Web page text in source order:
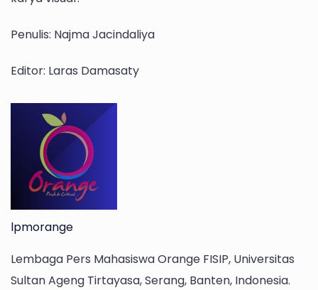
Penulis: Najma Jacindaliya
Editor: Laras Damasaty
lpmorange
Lembaga Pers Mahasiswa Orange FISIP, Universitas
Sultan Ageng Tirtayasa, Serang, Banten, Indonesia.